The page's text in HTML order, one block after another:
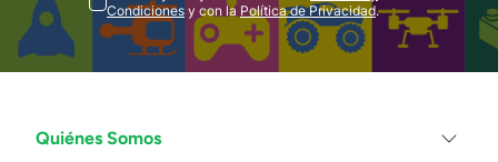
Condiciones y con la Política de Privacidad.
Quiénes Somos